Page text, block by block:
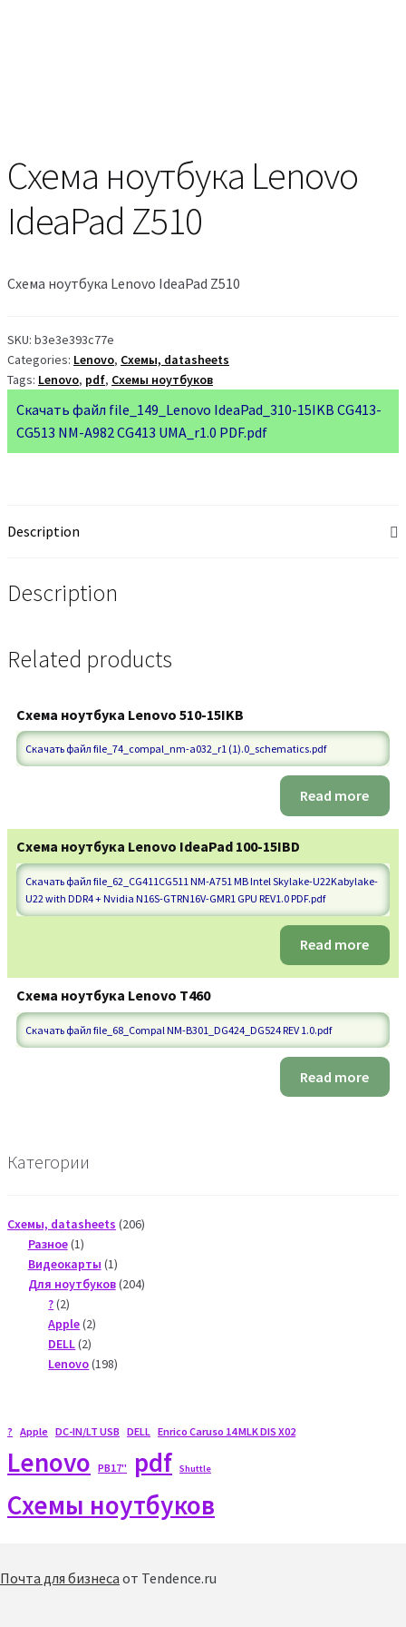
Схема ноутбука Lenovo
IdeaPad Z510
Схема ноутбука Lenovo IdeaPad Z510
SKU: b3e3e393c77e
Categories: Lenovo, Схемы, datasheets
Tags: Lenovo, pdf, Схемы ноутбуков
Скачать файл file_149_Lenovo IdeaPad_310-15IKB CG413-
CG513 NM-A982 CG413 UMA_r1.0 PDF.pdf
Description
Description
Related products
Схема ноутбука Lenovo 510-15IKB
Скачать файл file_74_compal_nm-a032_r1 (1).0_schematics.pdf
Read more
Схема ноутбука Lenovo IdeaPad 100-15IBD
Скачать файл file_62_CG411CG511 NM-A751 MB Intel Skylake-U22Kabylake-
U22 with DDR4 + Nvidia N16S-GTRN16V-GMR1 GPU REV1.0 PDF.pdf
Read more
Схема ноутбука Lenovo T460
Скачать файл file_68_Compal NM-B301_DG424_DG524 REV 1.0.pdf
Read more
Категории
Схемы, datasheets 206206
Разное 11
product
Видеокарты 11
product
Для ноутбуков 204204
? 22
products
Apple 22
DELL 22
products
Lenovo 198198
? Apple DC-IN/LT USB DELL Enrico Caruso 14 MLK DIS X02
Lenovo PB17" pdf Shuttle
Схемы ноутбуков
Почта для бизнеса от Tendence.ru